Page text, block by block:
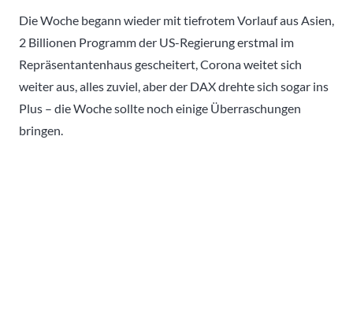
Die Woche begann wieder mit tiefrotem Vorlauf aus Asien,
2 Billionen Programm der US-Regierung erstmal im
Repräsentantenhaus gescheitert, Corona weitet sich
weiter aus, alles zuviel, aber der DAX drehte sich sogar ins
Plus – die Woche sollte noch einige Überraschungen
bringen.